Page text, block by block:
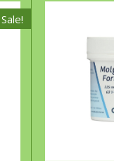
Sale!